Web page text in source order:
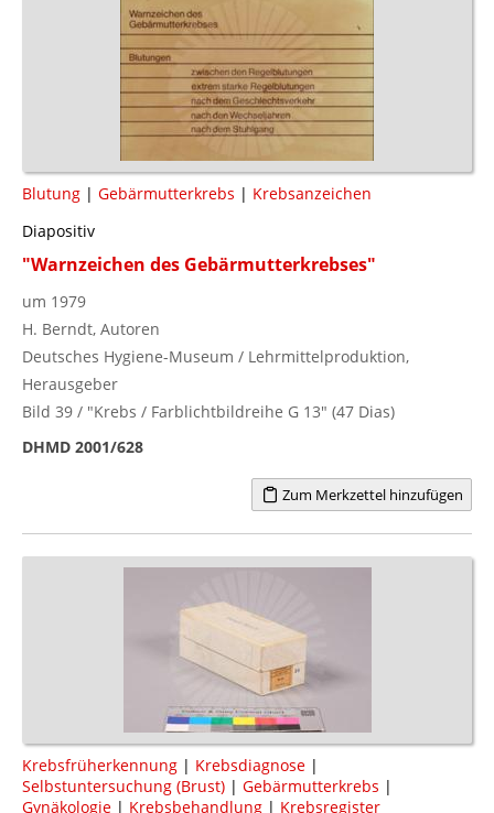
Blutung | Gebärmutterkrebs | Krebsanzeichen
Diapositiv
"Warnzeichen des Gebärmutterkrebses"
um 1979
H. Berndt, Autoren
Deutsches Hygiene-Museum / Lehrmittelproduktion,
Herausgeber
Bild 39 / "Krebs / Farblichtbildreihe G 13" (47 Dias)
DHMD 2001/628
Zum Merkzettel hinzufügen
Krebsfrüherkennung | Krebsdiagnose |
Selbstuntersuchung (Brust) | Gebärmutterkrebs |
Gynäkologie | Krebsbehandlung | Krebsregister